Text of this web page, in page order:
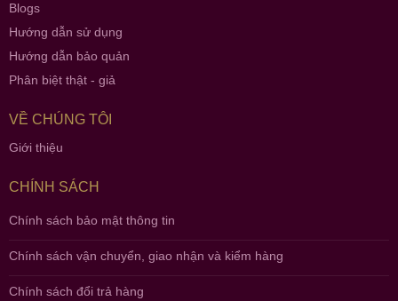
Blogs
Hướng dẫn sử dụng
Hướng dẫn bảo quản
Phân biệt thật - giả
VỀ CHÚNG TÔI
Giới thiệu
CHÍNH SÁCH
Chính sách bảo mật thông tin
Chính sách vận chuyển, giao nhận và kiểm hàng
Chính sách đổi trả hàng